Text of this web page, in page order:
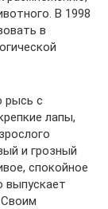
В 1998
в
рысь с
лапы,
и грозный
спокойное
выпускает
Своим